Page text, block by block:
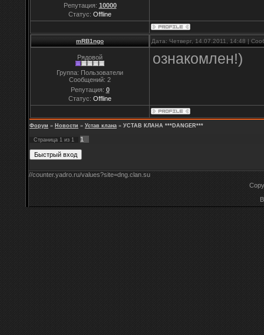
Репутация: 10000
Статус: Offline
mRB1ngo Дата: Четверг, 14.07.2011, 14:48 |
Рядовой
Группа: Пользователи
Сообщений: 2
Репутация: 0
Статус: Offline
ознакомлен!)
Форум » Новости » Устав клана » УСТАВ КЛАНА ***DANGER***
Страница 1 из 1 1
//counter.yadro.ru/values?site=dng.clan.su